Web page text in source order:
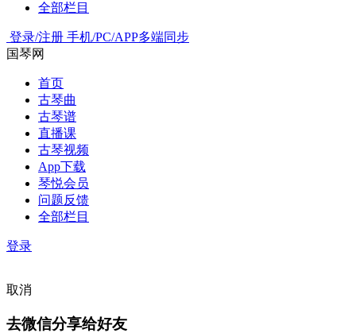
全部栏目
登录/注册 手机/PC/APP多端同步
国琴网
首页
古琴曲
古琴谱
直播课
古琴视频
App下载
琴悦会员
问题反馈
全部栏目
登录
取消
去微信分享给好友